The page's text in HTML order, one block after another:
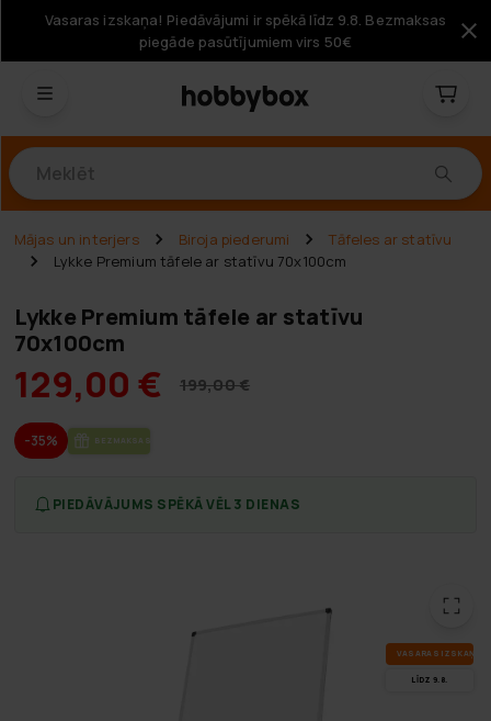
Vasaras izskaņa! Piedāvājumi ir spēkā līdz 9.8. Bezmaksas
piegāde pasūtījumiem virs 50€
Mājas un interjers Biroja piederumi
Tāfeles ar statīvu
Lykke Premium tāfele ar statīvu 70x100cm
Lykke Premium tāfele ar statīvu
70x100cm
129,00 € 199,00 €
-35% BEZ­MAK­SAS PIE­GĀ­DE
PIEDĀVĀJUMS SPĒKĀ VĒL 3 DIENAS
VA­SA­RAS IZ­SKA­ŅA
LĪDZ 9.8.